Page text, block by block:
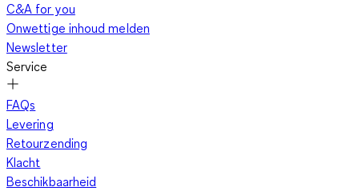
C&A for you
Onwettige inhoud melden
Newsletter
Service
FAQs
Levering
Retourzending
Klacht
Beschikbaarheid